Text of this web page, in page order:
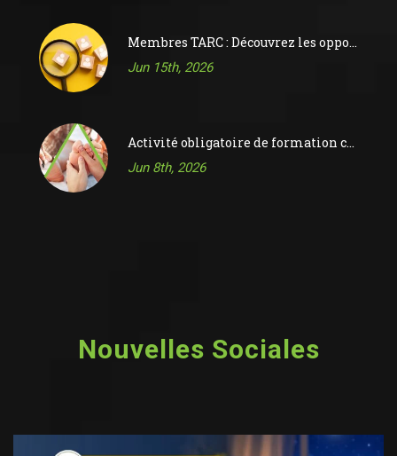
Membres TARC : Découvrez les opportunités sur le tableau d’affichage des offres d’emploi de l’ACR
Jun 15th, 2026
Activité obligatoire de formation continue 2026
Jun 8th, 2026
Nouvelles Sociales